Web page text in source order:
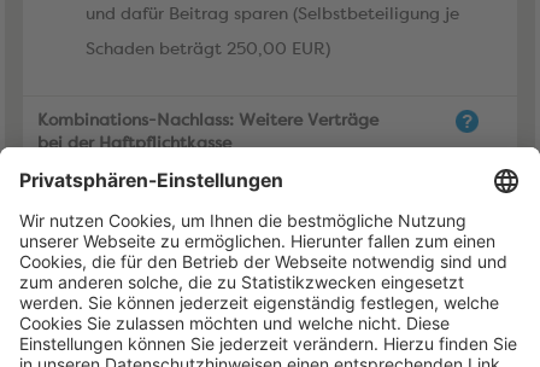
und dafür Beitrag sparen (Selbstbeteiligung je
Schaden beträgt 250,00 EUR)
Kombinations-Nachlass: Weitere Verträge
bei der Haftpflichtkasse
nein
ja